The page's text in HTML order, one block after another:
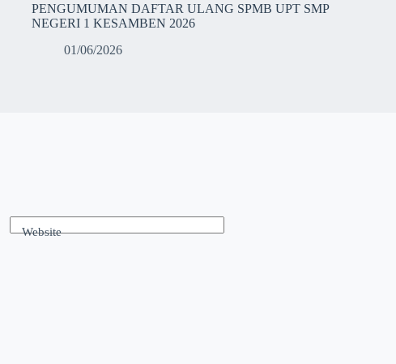
PENGUMUMAN DAFTAR ULANG SPMB UPT SMP
NEGERI 1 KESAMBEN 2026
01/06/2026
Website